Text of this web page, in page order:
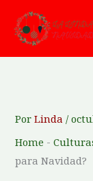
contenido
PorLinda /
Home -
para Navidad?